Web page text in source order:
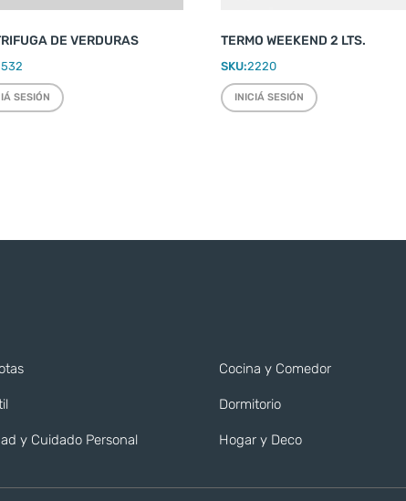
DE VERDURAS
SESIÓN
TERMO WEEKEND 2 LTS.
SKU:2220
INICIÁ SESIÓN
y Cuidado Personal
Cocina y Comedor
Dormitorio
Hogar y Deco